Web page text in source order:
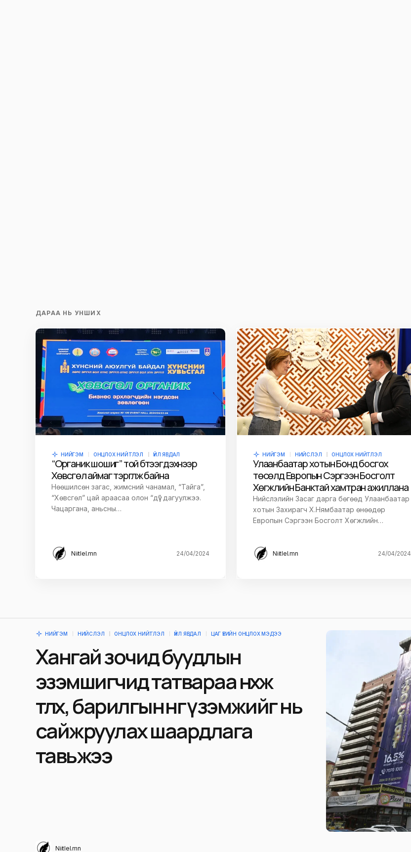
ДАРАА НЬ УНШИХ
НИЙГЭМ ОНЦЛОХ НИЙТЛЭЛ ҮЙЛ ЯВДАЛ
“Органик шошиг” той бүтээгдэхүүнээр
Хөвсгөл аймаг тэргүүлж байна
Нөөшилсөн загас, жимсний чанамал, “Тайга”,
“Хөвсгөл” цай араасаа олон “дүү” дагуулжээ.
Чацаргана, аньсны…
Niitlel.mn 24/04/2024
НИЙГЭМ НИЙСЛЭЛ ОНЦЛОХ НИЙТЛЭЛ
Улаанбаатар хотын Бонд босгох
төсөлд Европын Сэргээн Босголт
Хөгжлийн Банктай хамтран ажиллана
Нийслэлийн Засаг дарга бөгөөд Улаанбаатар
хотын Захирагч Х.Нямбаатар өнөөдөр
Европын Сэргээн Босголт Хөгжлийн…
Niitlel.mn 24/04/2024
НИЙГЭМ НИЙСЛЭЛ ОНЦЛОХ НИЙТЛЭЛ ҮЙЛ ЯВДАЛ ЦАГ ҮЕИЙН ОНЦЛОХ МЭДЭЭ
Хангай зочид буудлын
эзэмшигчид татвараа нөхөж
төлөх, барилгын өнгө үзэмжийг нь
сайжруулах шаардлага
тавьжээ
Niitlel.mn